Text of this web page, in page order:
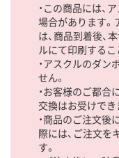
・この商品には、
場合があります
は、商品到着後、
ルにて印刷するこ
・アスクルのダ
せん。
・お客様のご都合
交換はお受けでき
・商品のご注文
際には、ご注文を
す。